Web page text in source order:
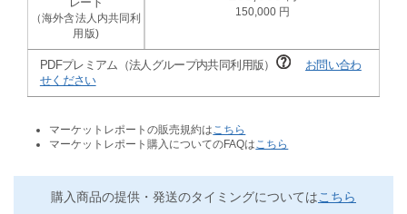
150,000
PDFプレミアム（法人グループ内共同利用版）
お問い合わ
せください
マーケットレポートの販売規約は こちら
マーケットレポート購入についてのFAQは こちら
購入商品の提供・発送のタイミングについてはこちら